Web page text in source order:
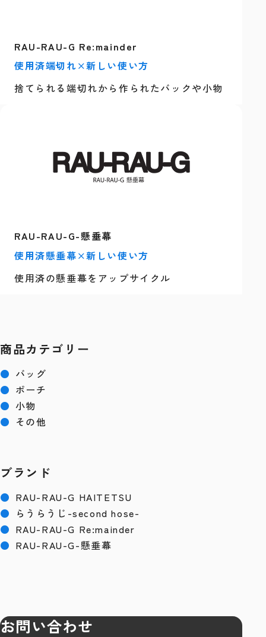
商品カテゴリー
● バッグ
● ポーチ
● 小物
● その他
ブランド
● RAU-RAU-G HAITETSU
● らうらうじ-second hose-
● RAU-RAU-G Re:mainder
● RAU-RAU-G-懸垂幕
RAU-RAU-G Re:mainder
使用済端切れ×新しい使い方
捨てられる端切れから作られたバックや小物
RAU-RAU-G-懸垂幕
使用済懸垂幕×新しい使い方
使用済の懸垂幕をアップサイクル
お問い合わせ